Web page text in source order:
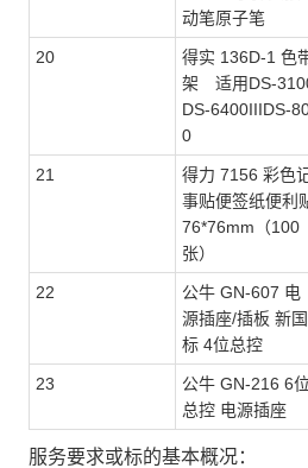
动笔原子笔
20
得实 136D-1 色
架 适用DS-
DS-6400IIIDS-
0
21
得力 7156 彩色
事贴便签纸便利
76*76mm（100
张）
22
公牛 GN-607 电
源插座/插板 新国
标 4位总控
23
公牛 GN-216 6位
总控 电源插座
服务要求或标的基本概况：